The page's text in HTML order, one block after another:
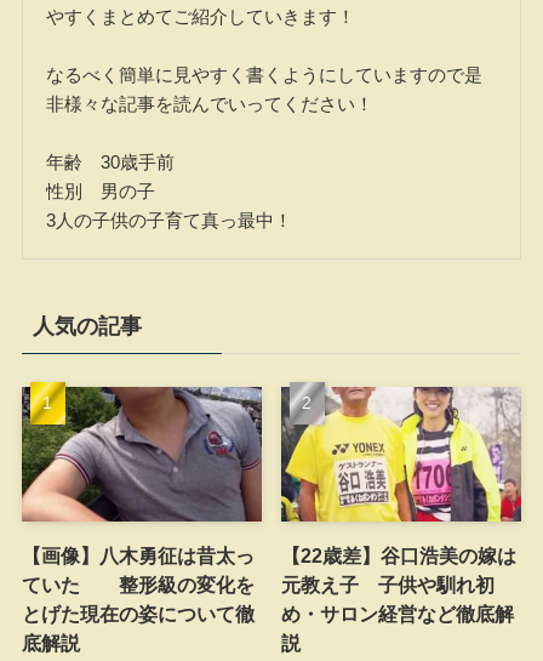
やすくまとめてご紹介していきます！
なるべく簡単に見やすく書くようにしていますので是
非様々な記事を読んでいってください！
年齢 30歳手前
性別 男の子
3人の子供の子育て真っ最中！
人気の記事
【画像】八木勇征は昔太っ
ていた 整形級の変化を
とげた現在の姿について徹
底解説
【22歳差】谷口浩美の嫁は
元教え子 子供や馴れ初
め・サロン経営など徹底解
説